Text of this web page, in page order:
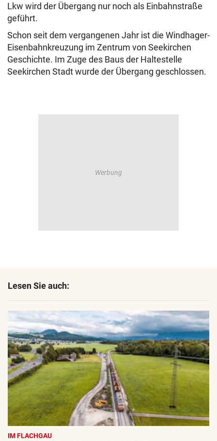
Lkw wird der Übergang nur noch als Einbahnstraße
geführt.
Schon seit dem vergangenen Jahr ist die Windhager-
Eisenbahnkreuzung im Zentrum von Seekirchen
Geschichte. Im Zuge des Baus der Haltestelle
Seekirchen Stadt wurde der Übergang geschlossen.
Lesen Sie auch:
IM FLACHGAU